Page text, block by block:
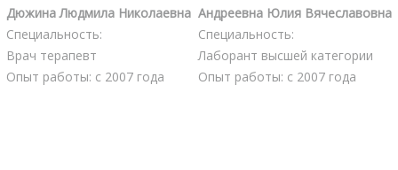
Дюжина Людмила Николаевна
Специальность:
Врач терапевт
Опыт работы: с 2007 года
Андреевна Юлия Вячеславовна
Специальность:
Лаборант высшей категории
Опыт работы: с 2007 года